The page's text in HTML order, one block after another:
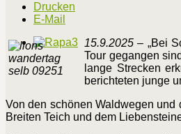
Drucken
E-Mail
15.9.2025 – „Bei
Tour gegangen
lange Strecken
berichteten junge
Von den schönen Waldwegen und
Breiten Teich und dem